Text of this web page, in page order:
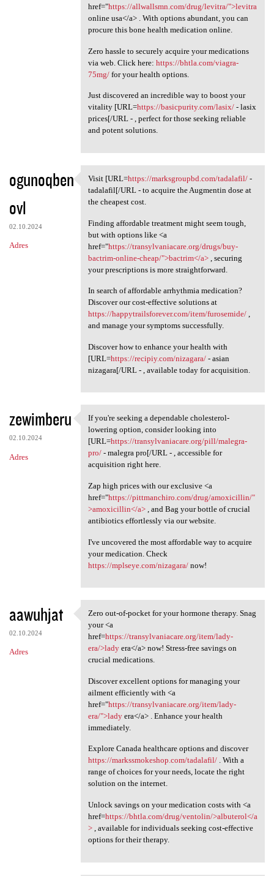
href="https://allwallsmn.com/drug/levitra/">levitra
online usa</a> . With options abundant, you can
procure this bone health medication online.
Zero hassle to securely acquire your medications
via web. Click here: https://bhtla.com/viagra-
75mg/for your health options.
Just discovered an incredible way to boost your
vitality [URL=https://basicpurity.com/lasix/- lasix
prices[/URL - , perfect for those seeking reliable
and potent solutions.
ogunoqben
ovl
02.10.2024
Adres
Visit [URL=https:/
Visit [URL=https://marksgroupbd.com/tadalafil/-
tadalafil[/URL - to acquire the Augmentin dose at
the cheapest cost.
Finding affordable treatment might seem tough,
but with options like <a
href="https://transylvaniacare.org/drugs/buy-
bactrim-online-cheap/">bactrim</a>, securing
your prescriptions is more straightforward.
In search of affordable arrhythmia medication?
Discover our cost-effective solutions at
https://happytrailsforever.com/item/furosemide/,
and manage your symptoms successfully.
Discover how to enhance your health with
[URL=https://recipiy.com/nizagara/- asian
nizagara[/URL - , available today for acquisition.
zewimberu
02.10.2024
Adres
If you're seeking a
If you're seeking a dependable cholesterol-
lowering option, consider looking into
[URL=https://transylvaniacare.org/pill/malegra-
pro/- malegra pro[/URL - , accessible for
acquisition right here.
Zap high prices with our exclusive <a
href="https://pittmanchiro.com/drug/amoxicillin/"
>amoxicillin</a>, and Bag your bottle of crucial
antibiotics effortlessly via our website.
I've uncovered the most affordable way to acquire
your medication. Check
https://mplseye.com/nizagara/now!
aawuhjat
02.10.2024
Adres
Zero out-of-pocket for your
Zero out-of-pocket for your hormone therapy. Snag
your <a
href=https://transylvaniacare.org/item/lady-
era/>ladyera</a> now! Stress-free savings on
crucial medications.
Discover excellent options for managing your
ailment efficiently with <a
href="https://transylvaniacare.org/item/lady-
era/">ladyera</a> . Enhance your health
immediately.
Explore Canada healthcare options and discover
https://markssmokeshop.com/tadalafil/. With a
range of choices for your needs, locate the right
solution on the internet.
Unlock savings on your medication costs with <a
href=https://bhtla.com/drug/ventolin/>albuterol</a
>, available for individuals seeking cost-effective
options for their therapy.